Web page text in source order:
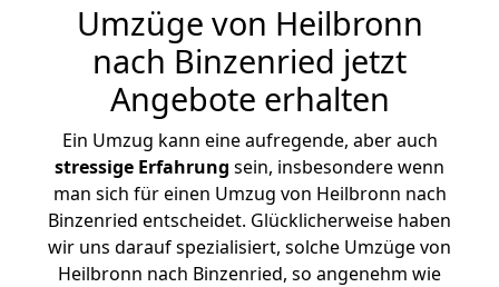
Umzüge von Heilbronn
nach Binzenried jetzt
Angebote erhalten
Ein Umzug kann eine aufregende, aber auch
stressige Erfahrung sein, insbesondere wenn
man sich für einen Umzug von Heilbronn nach
Binzenried entscheidet. Glücklicherweise haben
wir uns darauf spezialisiert, solche Umzüge von
Heilbronn nach Binzenried, so angenehm wie